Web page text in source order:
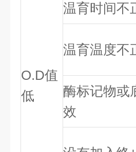
O.D值
低
温育时间不
温育温度不
酶标记物或
效